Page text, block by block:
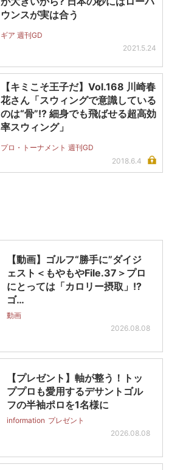
ウンスが実は合う
ギア 週刊GD
2021.5.24
【キミこそ王子だ】Vol.168 川崎春
花さん「スウィングで意識している
のは“骨”!? 細身でも飛ばせる超高効
率スウィング」
プロ・トーナメント 週刊GD
2018.6.4
【動画】ゴルフ“勝手に”ダイジ
ェスト＜もやもやFile.37＞プロ
にとっては「カロリー摂取」!?
ゴ…
動画
2026.08.08
【プレゼント】軸が整う！トッ
ププロも愛用するデサントゴル
フの半袖ポロを1名様に
information プレゼント
2026.08.08